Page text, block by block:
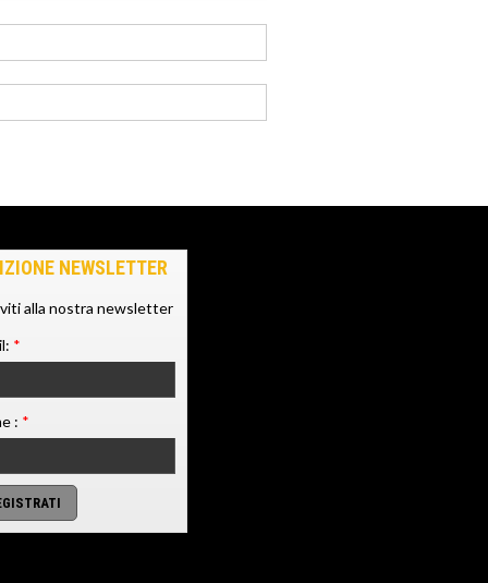
NEWSLETTER
alla nostra newsletter
*
: *